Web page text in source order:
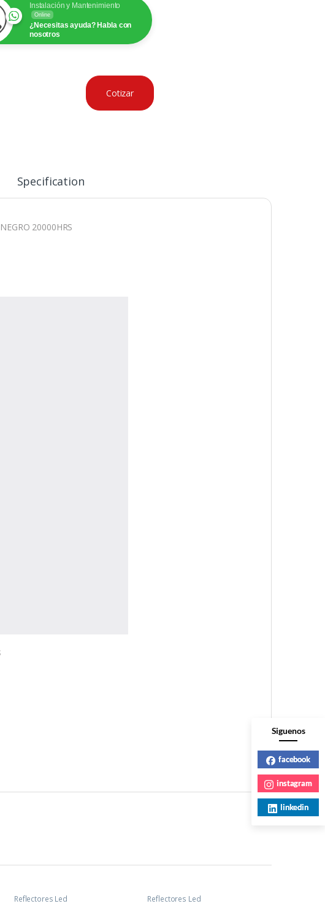
Instalación y Mantenimiento
Online
¿Necesitas ayuda? Habla con
nosotros
Cotizar
Specification
20000HRS
Reflectores Led Reflectores Led
Siguenos
facebook
instagram
linkedin